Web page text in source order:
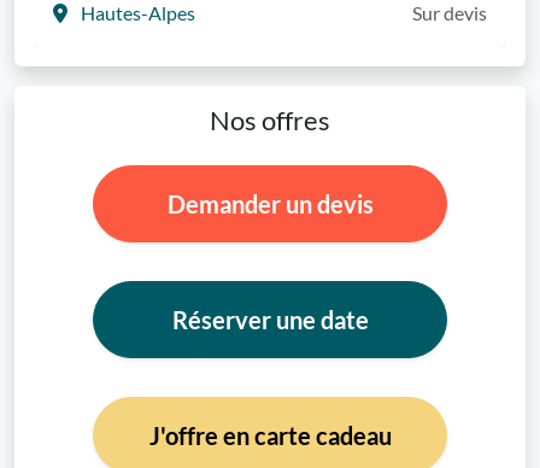
Hautes-Alpes Sur devis
Nos offres
Demander un devis
Réserver une date
J'offre en carte cadeau